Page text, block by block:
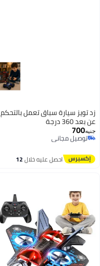
زد تويز سيارة سباق تعمل بالتحكم
عن بعد 360 درجة
جنيه700
توصيل مجاني
توصيل مجاني
احصل عليه خلال12